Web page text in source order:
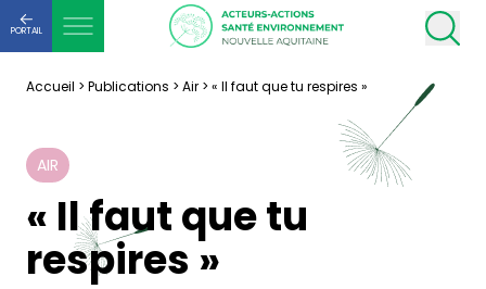
PORTAIL
Accueil > Publications > Air > « Il faut que tu respires »
AIR
« Il faut que tu
respires »